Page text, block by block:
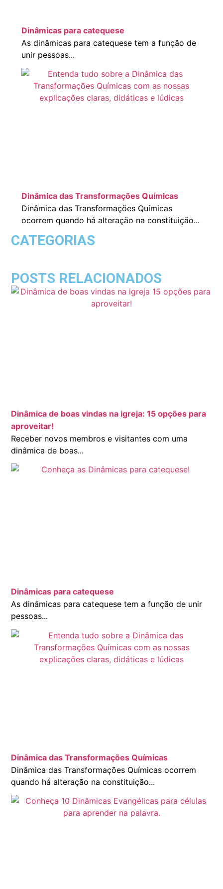
Dinâmicas para catequese
As dinâmicas para catequese tem a função de
unir pessoas...
Dinâmica das Transformações Químicas
Dinâmica das Transformações Químicas
ocorrem quando há alteração na constituição...
CATEGORIAS
POSTS RELACIONADOS
Dinâmica de boas vindas na igreja: 15 opções para
aproveitar!
Receber novos membros e visitantes com uma
dinâmica de boas...
Dinâmicas para catequese
As dinâmicas para catequese tem a função de unir
pessoas...
Dinâmica das Transformações Químicas
Dinâmica das Transformações Químicas ocorrem
quando há alteração na constituição...